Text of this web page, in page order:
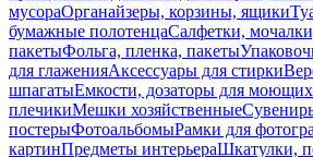
мусораОрганайзеры, корзины, ящики
бумажные полотенцаСалфетки,
пакетыФольга, пленка, пакеты
для глаженияАксессуары для стирки
шпагатыЕмкости, дозаторы для моющих
плечикиМешки хозяйственные
постерыФотоальбомыРамки для
картинПредметы интерьераШкатулки,